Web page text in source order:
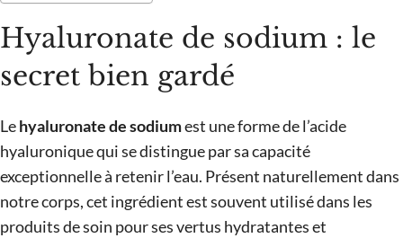
Hyaluronate de sodium : le
secret bien gardé
Lehyaluronate de sodiumest une forme de l’acide
hyaluronique qui se distingue par sa capacité
exceptionnelle à retenir l’eau. Présent naturellement dans
notre corps, cet ingrédient est souvent utilisé dans les
produits de soin pour ses vertus hydratantes et